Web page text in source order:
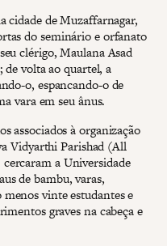
cidade de Muzaffarnagar,
do seminário e orfanato
clérigo, Maulana Asad
de volta ao quartel, a
o, espancando-o de
vara em seu ânus.
associados à organização
Vidyarthi Parishad (All
a Universidade
de bambu, varas,
vinte estudantes e
graves na cabeça e